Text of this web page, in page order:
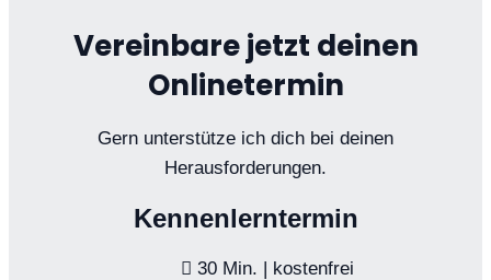
Vereinbare jetzt deinen
Onlinetermin
Gern unterstütze ich dich bei deinen
Herausforderungen.
Kennenlerntermin
30 Min. | kostenfrei